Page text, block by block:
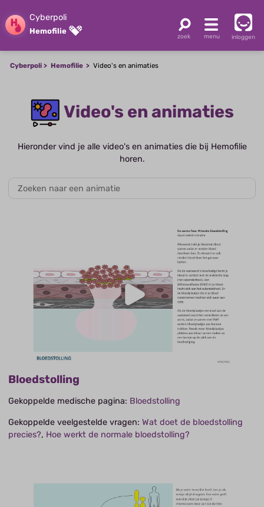
Cyberpoli
Hemofilie
inloggen
Cyberpoli Hemofilie Video's en animaties
Video's en animaties
Hieronder vind je alle video's en animaties die bij Hemofilie
horen.
Bloedstolling
Gekoppelde medische pagina: Bloedstolling
Gekoppelde veelgestelde vragen:Wat doet de bloedstolling
precies?, Hoe werkt de normale bloedstolling?